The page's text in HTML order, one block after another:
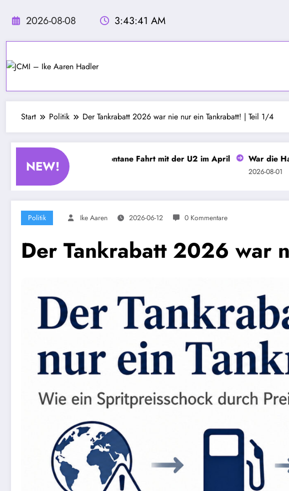
Inhalt
2026-08-08 3:43:42 AM
Start Politik Der Tankrabatt 2026 war nie nur ein Tankrabatt! | Teil 1/4
NEW!
– Kapitel 4 – Spontane Fahrt mit der U2 im April War die
2026-08-01
Politik Ike Aaren 2026-06-12 0 Kommentare
Der Tankrabatt 2026 war